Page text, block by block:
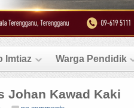
Imtiaz Warga Pendidik
Johan Kawad Kaki